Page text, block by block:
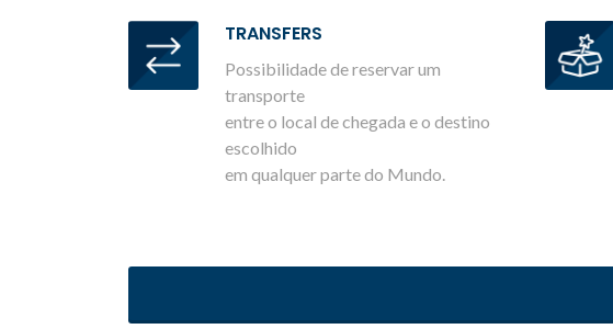
TRANSFERS
Possibilidade de reservar um
transporte
entre o local de chegada e o destino
escolhido
em qualquer parte do Mundo.